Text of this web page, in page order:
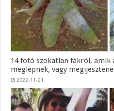
14 fotó szokatlan fákról, amik
meglepnek, vagy
2022-11-21